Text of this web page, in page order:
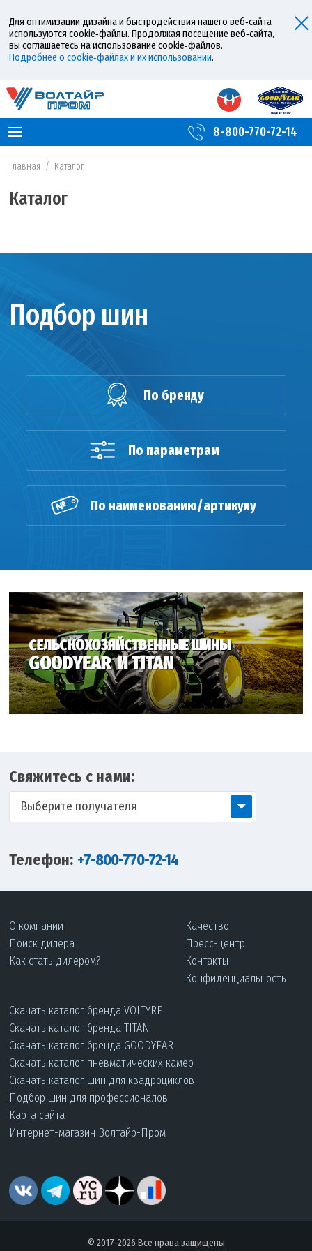
Для оптимизации дизайна и быстродействия нашего веб‑сайта
используются cookie‑файлы. Продолжая посещение веб‑сайта,
вы соглашаетесь на использование cookie‑файлов.
Подробнее о cookie‑файлах и их использовании.
8-800-770-72-14
Главная / Каталог
Каталог
Подбор шин
По бренду
По параметрам
По наименованию/артикулу
Свяжитесь с нами:
Выберите получателя
Телефон: +7-800-770-72-14
О компании
Поиск дилера
Как стать дилером?
Качество
Пресс-центр
Контакты
Конфиденциальность
Скачать каталог бренда VOLTYRE
Скачать каталог бренда TITAN
Скачать каталог бренда GOODYEAR
Скачать каталог пневматических камер
Скачать каталог шин для квадроциклов
Подбор шин для профессионалов
Карта сайта
Интернет-магазин Волтайр-Пром
© 2017-2026 Все права защищены